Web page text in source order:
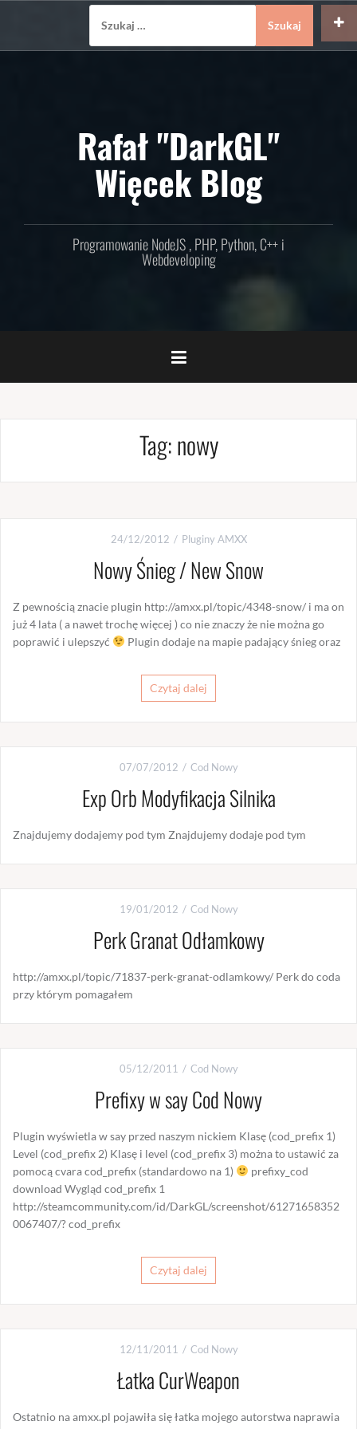
Rafał "DarkGL"
Więcek Blog
Programowanie NodeJS , PHP, Python, C++ i
Webdeveloping
Tag:nowy
24/12/2012 Pluginy AMXX
Nowy Śnieg / New Snow
Z pewnością znacie plugin http://amxx.pl/topic/4348-snow/ i ma on
już 4 lata ( a nawet trochę więcej ) co nie znaczy że nie można go
poprawić i ulepszyć
Plugin dodaje na mapie padający śnieg oraz
Czytaj dalej
07/07/2012 Cod Nowy
Exp Orb Modyfikacja Silnika
Znajdujemy dodajemy pod tym Znajdujemy dodaje pod tym
19/01/2012 Cod Nowy
Perk Granat Odłamkowy
http://amxx.pl/topic/71837-perk-granat-odlamkowy/ Perk do coda
przy którym pomagałem
05/12/2011 Cod Nowy
Prefixy w say Cod Nowy
Plugin wyświetla w say przed naszym nickiem Klasę (cod_prefix 1)
Level (cod_prefix 2) Klasę i level (cod_prefix 3) można to ustawić za
pomocą cvara cod_prefix (standardowo na 1)
prefixy_cod
download Wygląd cod_prefix 1
http://steamcommunity.com/id/DarkGL/screenshot/61271658352
0067407/? cod_prefix
Czytaj dalej
12/11/2011 Cod Nowy
Łatka CurWeapon
Ostatnio na amxx.pl pojawiła się łatka mojego autorstwa naprawia